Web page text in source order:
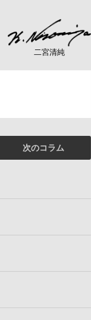
二宮清純
次のコラム